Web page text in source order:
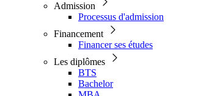
Admission
Processus d'admission
Financement
Financer ses études
Les diplômes
BTS
Bachelor